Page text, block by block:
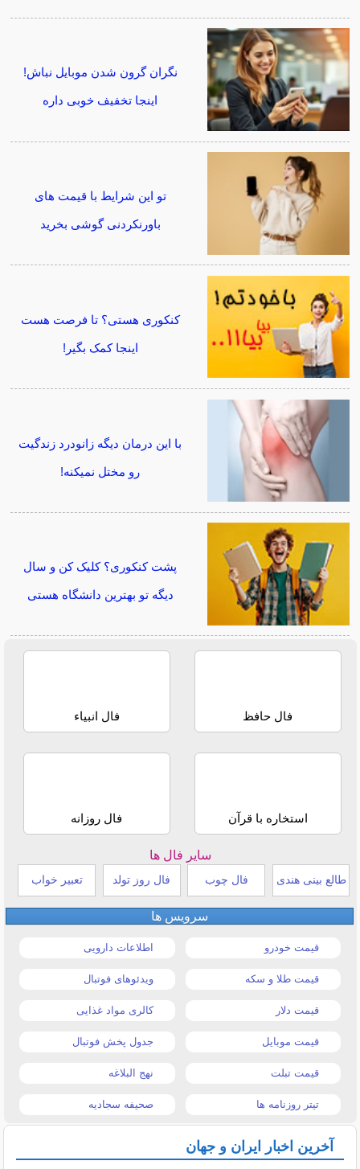
نگران گرون شدن موبایل نباش!
اینجا تخفیف خوبی داره
تو این شرایط با قیمت های
باورنکردنی گوشی بخرید
کنکوری هستی؟ تا فرصت هست
اینجا کمک بگیر!
با این درمان دیگه زانودرد زندگیت
رو مختل نمیکنه!
پشت کنکوری؟ کلیک کن و سال
دیگه تو بهترین دانشگاه هستی
فال حافظ فال انبیاء
استخاره با قرآن فال روزانه
سایر فال ها
طالع بینی هندی فال چوب فال روز تولد تعبیر خواب
سرویس ها
قیمت خودرو اطلاعات دارویی
قیمت طلا و سکه ویدئوهای فوتبال
قیمت دلار کالری مواد غذایی
قیمت موبایل جدول پخش فوتبال
قیمت تبلت نهج البلاغه
تیتر روزنامه ها صحیفه سجادیه
آخرین اخبار ایران و جهان